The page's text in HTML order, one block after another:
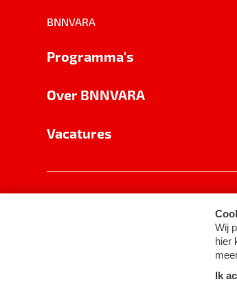
BNNVARA
Programma's
Over BNNVARA
Vacatures
Cookie-instellingen